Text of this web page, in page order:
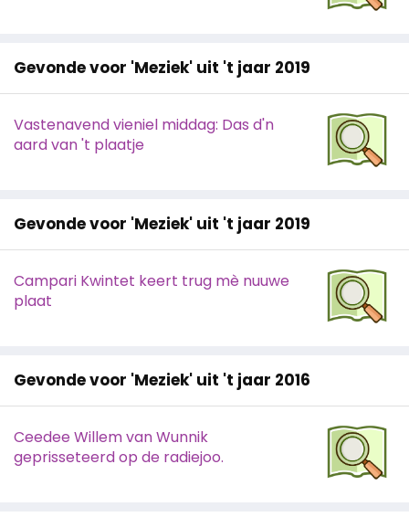
Gevonde voor 'Meziek' uit 't jaar 2019
Vastenavend vieniel middag: Das d'n
aard van 't plaatje
Gevonde voor 'Meziek' uit 't jaar 2019
Campari Kwintet keert trug mè nuuwe
plaat
Gevonde voor 'Meziek' uit 't jaar 2016
Ceedee Willem van Wunnik
geprisseteerd op de radiejoo.